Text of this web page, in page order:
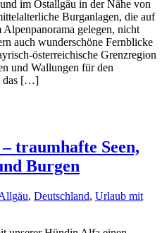
im Ostallgäu in der Nähe von
Burganlagen, die auf
gelegen, nicht
auch wunderschöne Fernblicke
österreichische Grenzregion
und Wallungen für den
das […]
traumhafte Seen,
Burgen
, Deutschland, Urlaub mit